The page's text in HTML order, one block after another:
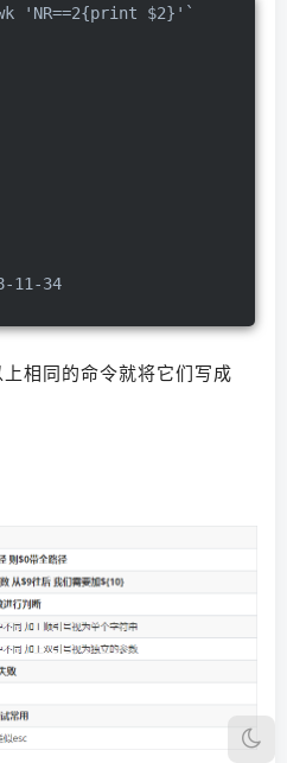
'NR==2{print $2}'`
11-34
相同的命令就将它们写成